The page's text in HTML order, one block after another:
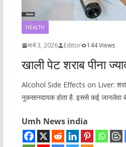
HEALTH
मार्च 3, 2026 Editor 144 Views
खाली पेट शराब पीना
Alcohol Side Effects on Liver:
नुकसानदायक होता है. इससे कई जानलेवा
Umh News india